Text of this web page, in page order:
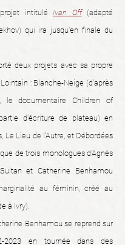
intituléIvan Off
(adapté
qui ira jusqu'en finale du
deux projets avec sa propre
: Blanche-Neige (d'après
le documentaire Children of
d'écriture de plateau) en
Le Lieu de l'Autre, et Débordées
de trois monologues d'Agnès
et Catherine Benhamou
au féminin, créé au
à Ivry).
Benhamou se reprend sur
2023 en tournée dans des